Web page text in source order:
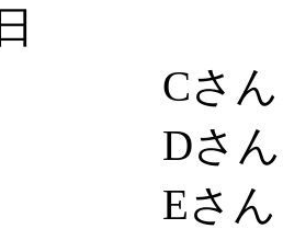
日
Cさ
Dさん
Eさん